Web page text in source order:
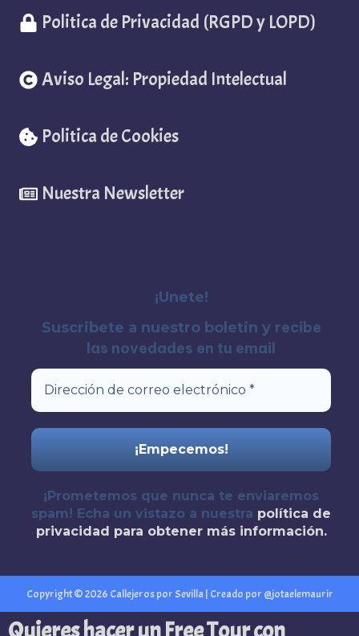
Politica de Privacidad (RGPD y LOPD)
Aviso Legal: Propiedad Intelectual
Politica de Cookies
Nuestra Newsletter
¡Unete!
Suscribete a nuestro boletin y recibe
las novedades en tu email
¡Prometemos que nunca te enviaremos
spam! Echa un vistazo a nuestra política de
privacidad para obtener más información.
Copyright © 2026 Callejeros por Sevilla | Creado por @jotaelemaurir